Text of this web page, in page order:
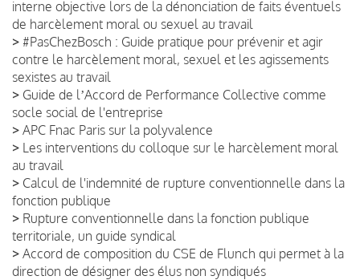
interne objective lors de la dénonciation de faits éventuels
de harcèlement moral ou sexuel au travail
> #PasChezBosch : Guide pratique pour prévenir et agir
contre le harcèlement moral, sexuel et les agissements
sexistes au travail
> Guide de lʼAccord de Performance Collective comme
socle social de l'entreprise
> APC Fnac Paris sur la polyvalence
> Les interventions du colloque sur le harcèlement moral
au travail
> Calcul de l'indemnité de rupture conventionnelle dans la
fonction publique
> Rupture conventionnelle dans la fonction publique
territoriale, un guide syndical
> Accord de composition du CSE de Flunch qui permet à la
direction de désigner des élus non syndiqués